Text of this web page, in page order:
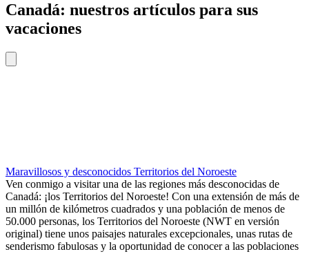
Canadá: nuestros artículos para sus
vacaciones
Maravillosos y desconocidos Territorios del Noroeste
Ven conmigo a visitar una de las regiones más desconocidas de
Canadá: ¡los Territorios del Noroeste! Con una extensión de más de
un millón de kilómetros cuadrados y una población de menos de
50.000 personas, los Territorios del Noroeste (NWT en versión
original) tiene unos paisajes naturales excepcionales, unas rutas de
senderismo fabulosas y la oportunidad de conocer a las poblaciones